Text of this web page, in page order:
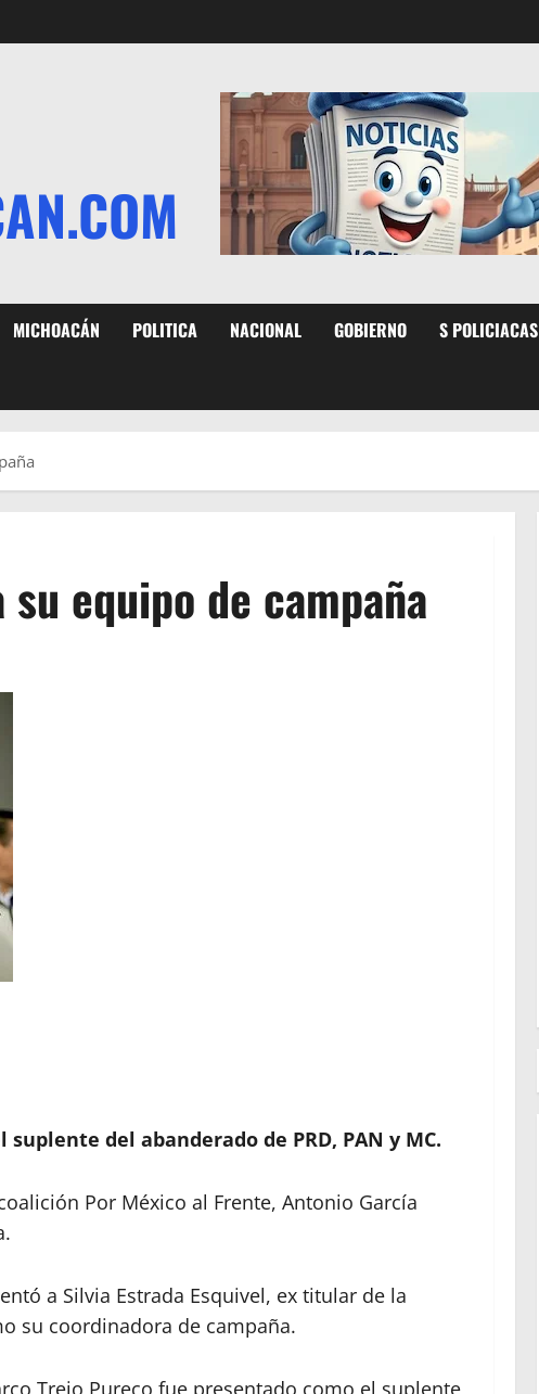
MICHOACÁN POLITICA NACIONAL GOBIERNO S POLICIACAS
equipo de campaña
del abanderado de PRD, PAN y MC.
Por México al Frente, Antonio García
a Silvia Estrada Esquivel, ex titular de la
su coordinadora de campaña.
Trejo Pureco fue presentado como el suplente